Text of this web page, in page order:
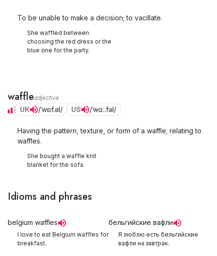
To be unable to make a decision; to vacillate.
She waffled between
choosing the red dress or the
blue one for the party.
waffleadjective
UK /ˈwɒf.əl/ US /ˈwɑː.fəl/
Having the pattern, texture, or form of a waffle; relating to
waffles.
She bought a waffle knit
blanket for the sofa.
Idioms and phrases
belgium waffles
I love to eat Belgium waffles for
breakfast.
бельгийские вафли
Я люблю есть бельгийские
вафли на завтрак.